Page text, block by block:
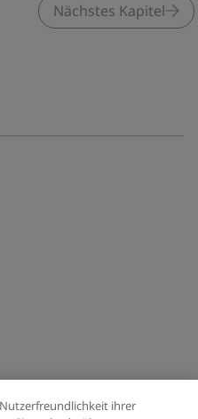
Nächstes Kapitel
ihrer